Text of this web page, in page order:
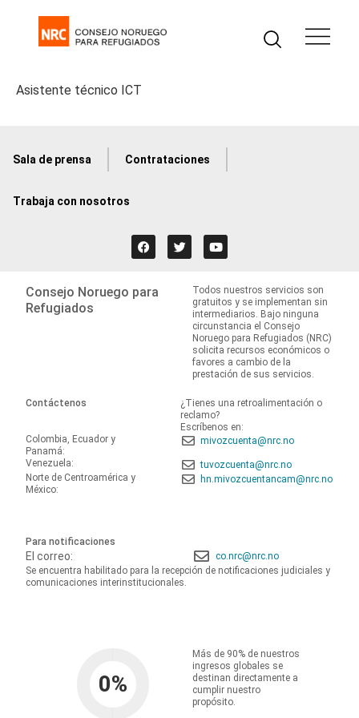
Asistente técnico ICT
Sala de prensa Contrataciones
Trabaja con nosotros
Consejo Noruego para
Refugiados
Todos nuestros servicios son
gratuitos y se implementan sin
intermediarios. Bajo ninguna
circunstancia el Consejo
Noruego para Refugiados (NRC)
solicita recursos económicos o
favores a cambio de la
prestación de sus servicios.
Contáctenos
¿Tienes una retroalimentación o
reclamo?
Escríbenos en:
Colombia, Ecuador y
Panamá:
mivozcuenta@nrc.no
Venezuela:
tuvozcuenta@nrc.no
Norte de Centroamérica y
México:
hn.mivozcuentancam@nrc.no
Para notificaciones
El correo:
co.nrc@nrc.no
Se encuentra habilitado para la recepción de notificaciones judiciales y
comunicaciones interinstitucionales.
0%
Más de 90% de nuestros
ingresos globales se
destinan directamente a
cumplir nuestro
propósito.